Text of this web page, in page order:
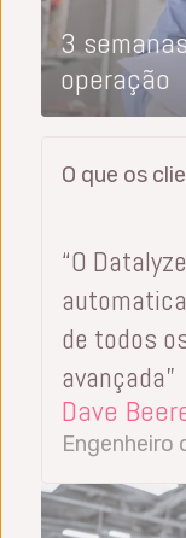
3
operação
O que os
“O
de todos
avançada”
Dave
Engenheiro